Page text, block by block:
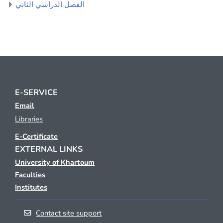
الفصل الدراسي الثاني
E-SERVICE
Email
Libraries
E-Certificate
EXTERNAL LINKS
University of Khartoum
Faculties
Institutes
Contact site support